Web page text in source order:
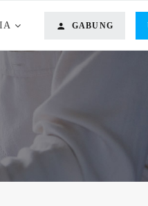
GABUNG